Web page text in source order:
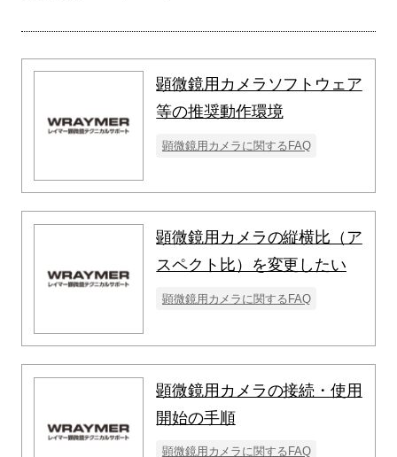
顕微鏡用カメラソフトウェア
等の推奨動作環境
顕微鏡用カメラに関するFAQ
顕微鏡用カメラの縦横比（ア
スペクト比）を変更したい
顕微鏡用カメラに関するFAQ
顕微鏡用カメラの接続・使用
開始の手順
顕微鏡用カメラに関するFAQ